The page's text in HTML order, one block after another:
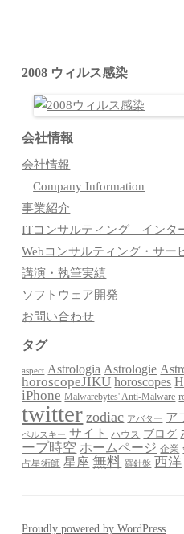
2008 ウィルス感染
会社情報
会社情報
Company Information
事業紹介
ITコンサルティング インタ
Webコンサルティング・サー
講演・執筆実績
ソフトウェア開発
お問い合わせ
タグ
aspect Astrologia Astrologie
horoscopeJIKU horoscopes
iPhone Malwarebytes' Anti-Malware
twitter zodiac アバター ア
ペルスキー サイト ハウス ブログ
ープ時空 ホームページ 企業
占星術師 星座 無料 羅針盤 西洋
Proudly powered by WordPress